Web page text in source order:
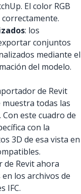
El color RGB
: los
conjuntos
mediante el
del modelo.
de Revit
todas las
este cuadro de
con la
3D de esa vista en
de Revit ahora
los archivos de
IFC.